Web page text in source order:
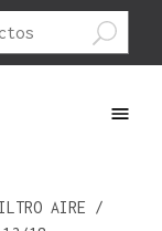
AIRE /